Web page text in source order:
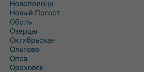
Новополоцк
Новый Погост
Оболь
Озерцы
Октябрьская
Ольгово
Опса
Ореховск